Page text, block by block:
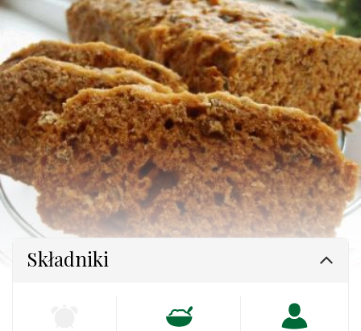
Składniki